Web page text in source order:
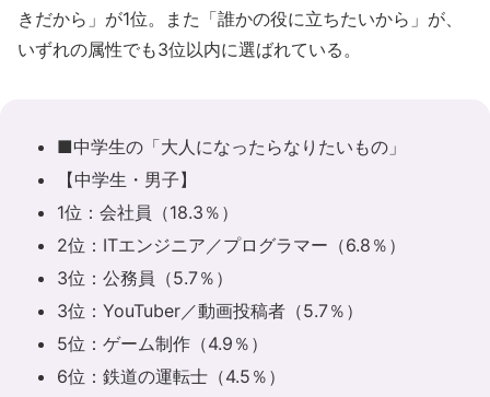
きだから」が1位。また「誰かの役に立ちたいから」が、
いずれの属性でも3位以内に選ばれている。
■中学生の「大人になったらなりたいもの」
【中学生・男子】
1位：会社員（18.3％）
2位：ITエンジニア／プログラマー（6.8％）
3位：公務員（5.7％）
3位：YouTuber／動画投稿者（5.7％）
5位：ゲーム制作（4.9％）
6位：鉄道の運転士（4.5％）